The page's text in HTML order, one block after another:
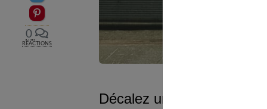
Epingler sur Pinterest
0
RÉACTIONS
Décalez une tenue un